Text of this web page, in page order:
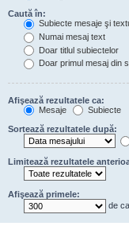
Caută în:
Subiecte mesaje şi
Numai mesaj text
Doar titlul subiectelor
Doar primul mesaj din
Afişează rezultatele ca:
Mesaje
Subiecte
Sortează rezultatele după:
Limitează rezultatele
Afişează primele:
de